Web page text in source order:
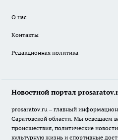
О нас
Контакты
Редакционная политика
Новостной портал
prosaratov.ru – главный
Саратовской области. Мы освещаем
происшествия, политические
культурную жизнь и спортивные